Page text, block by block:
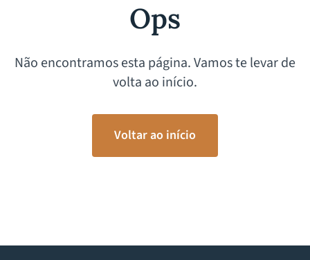
Ops
Não encontramos esta página. Vamos te levar de
volta ao início.
Voltar ao início